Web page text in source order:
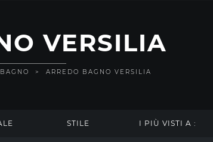
VERSILIA
> ARREDO BAGNO VERSILIA
STILE I PIÙ VISTI A :